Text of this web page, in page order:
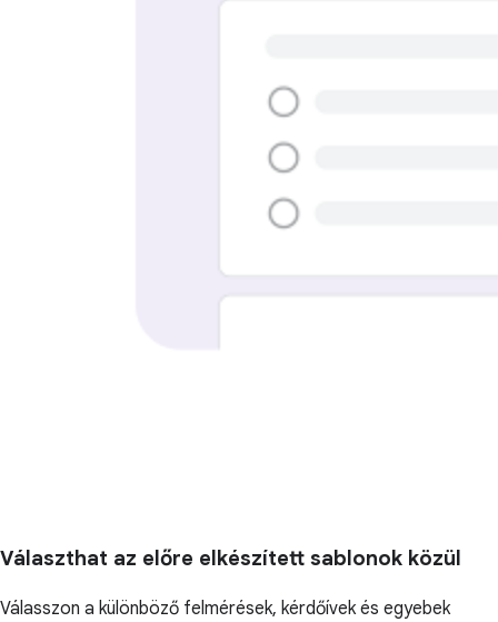
Választhat az előre elkészített sablonok közül
Válasszon a különböző felmérések, kérdőívek és egyebek